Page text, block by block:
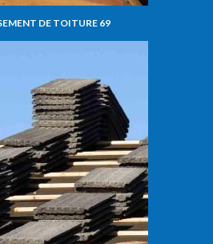
DE TOITURE 69